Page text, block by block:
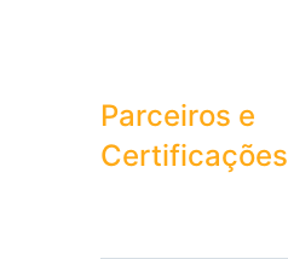
Parceiros e
Certificações